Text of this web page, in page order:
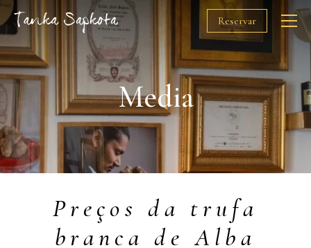
Reservar
O Chef
Restaurantes
Prémios
Solidariedade
Media
Preços da trufa
branca de Alba